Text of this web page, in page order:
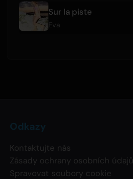
Sur la piste
Eva
Odkazy
Kontaktujte nás
Zásady ochrany osobních údajů
Spravovat soubory cookie